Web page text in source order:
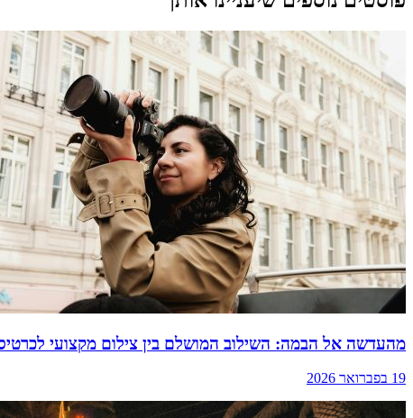
מהעדשה אל הבמה: השילוב המושלם בין צילום מקצועי
19 בפברואר 2026